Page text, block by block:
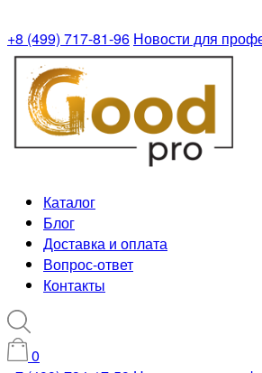
+8 (499) 717-81-96 Новости для
Каталог
Блог
Доставка и оплата
Вопрос-ответ
Контакты
0